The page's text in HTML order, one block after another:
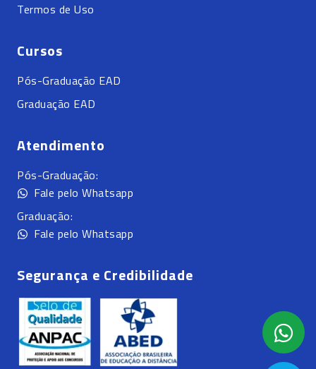
Termos de Uso
Cursos
Pós-Graduação EAD
Graduação EAD
Atendimento
Pós-Graduação:
Fale pelo Whatsapp
Graduação:
Fale pelo Whatsapp
Segurança e Credibilidade